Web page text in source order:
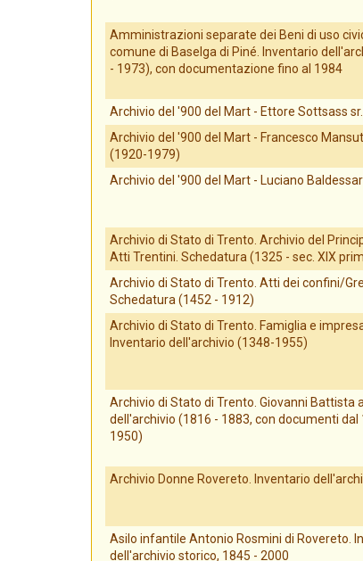
Amministrazioni separate dei Beni di uso
comune di Baselga di Piné. Inventario
- 1973), con documentazione fino al 1984
Archivio del '900 del Mart - Ettore Sottsass
Archivio del '900 del Mart - Francesco
(1920-1979)
Archivio del '900 del Mart - Luciano
Archivio di Stato di Trento. Archivio del
Atti Trentini. Schedatura (1325 - sec. XIX
Archivio di Stato di Trento. Atti dei confini/
Schedatura (1452 - 1912)
Archivio di Stato di Trento. Famiglia e
Inventario dell'archivio (1348-1955)
Archivio di Stato di Trento. Giovanni Battista
dell'archivio (1816 - 1883, con documenti dal
1950)
Archivio Donne Rovereto. Inventario
Asilo infantile Antonio Rosmini di Rovereto.
dell'archivio storico, 1845 - 2000